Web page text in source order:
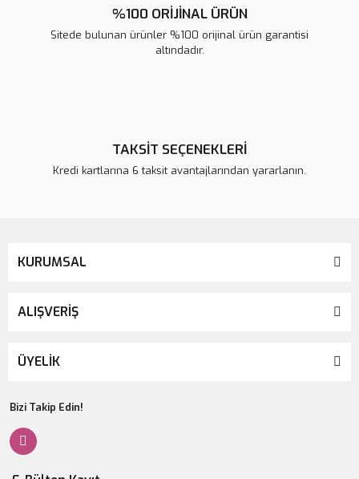
%100 ORİJİNAL ÜRÜN
Sitede bulunan ürünler %100 orijinal ürün garantisi
altındadır.
TAKSİT SEÇENEKLERİ
Kredi kartlarına 6 taksit avantajlarından yararlanın.
KURUMSAL
ALIŞVERİŞ
ÜYELİK
Bizi Takip Edin!